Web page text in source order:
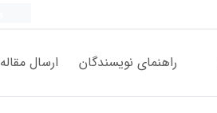
راهنمای نویسندگان ارسال مقاله